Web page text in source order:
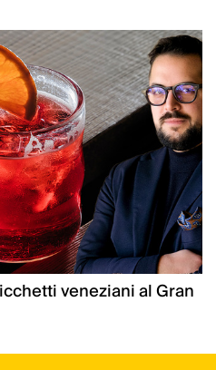
veneziani al Gran